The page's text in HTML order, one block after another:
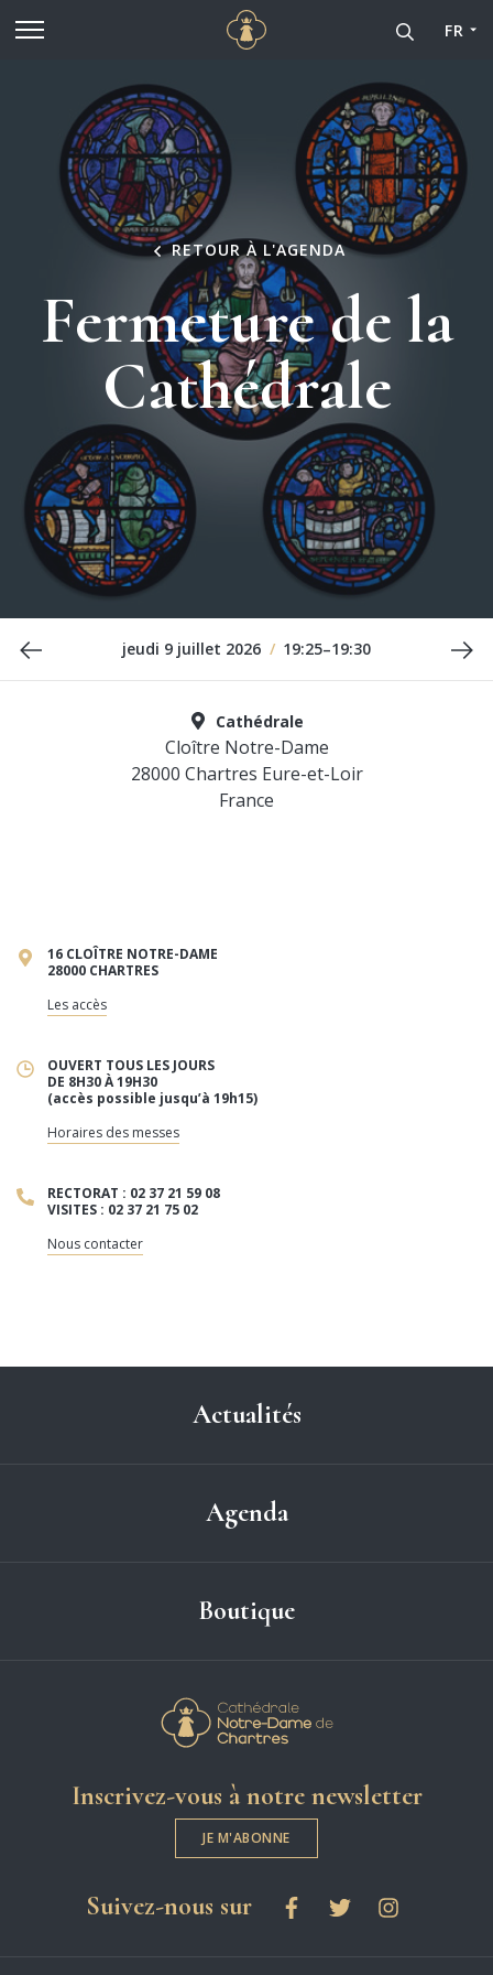
Aller au contenu principal Cathédrale Notre-Dame
FR
RETOUR À L'AGENDA
Fermeture de la
Cathédrale
Date précédentejeudi 9 juillet 2026 / 19:25–19:30
Cathédrale
Cloître Notre-Dame
28000 Chartres Eure-et-Loir
France
16 CLOÎTRE NOTRE-DAME
28000 CHARTRES
Les accès
OUVERT TOUS LES JOURS
DE 8H30 À 19H30
(accès possible jusqu’à 19h15)
Horaires des messes
RECTORAT : 02 37 21 59 08
VISITES : 02 37 21 75 02
Nous contacter
Actualités
Agenda
Boutique
Inscrivez-vous à notre newsletter
JE M'ABONNE
Suivez-nous surles réseaux sociaux
FacebookTwitterInstagram